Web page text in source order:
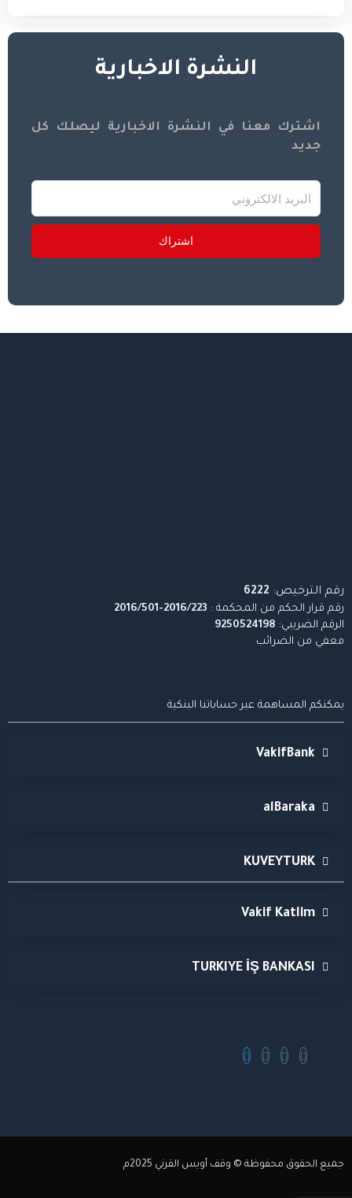
النشرة الاخبارية
اشترك معنا في النشرة الاخبارية ليصلك كل
جديد
اشتراك
رقم الترخيص: 6222
رقم قرار الحكم من المحكمة : 2016/223-2016/501
الرقم الضريبي: 9250524198
معفي من الضرائب
يمكنكم المساهمة عبر حساباتنا البنكية
VakifBank
alBaraka
KUVEYTURK
Vakif Katlim
TURKIYE İŞ BANKASI
جميع الحقوق محفوظة © وقف أويس القرني 2025م